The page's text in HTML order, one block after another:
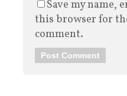
Save my name,
this browser for
comment.